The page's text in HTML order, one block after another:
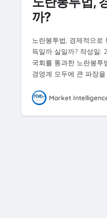
까?
노란봉투법, 경제적으로
득일까 실일까? 작성일:
국회를 통과한 노란봉투
경영계 모두에 큰 파장
Market